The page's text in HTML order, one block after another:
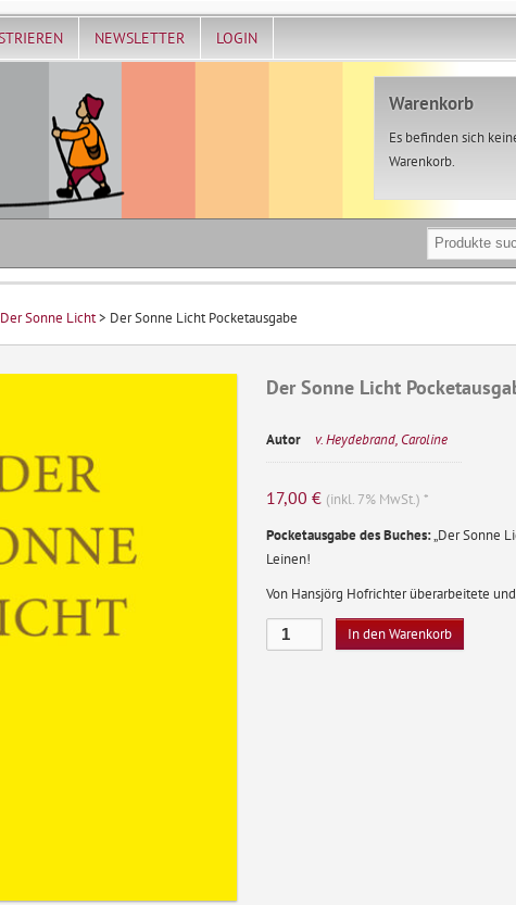
NEWSLETTER LOGIN
Warenkorb
Es befinden sich
Warenkorb.
Suchen
nach:
Der Sonne Licht> Der Sonne Licht Pocketausgabe
Der Sonne Licht
Autor v. Heydebrand, Caroline
17,00 € (inkl. 7% MwSt.) *
Pocketausgabe des Buches:„Der Sonne
Leinen!
Von Hansjörg Hofrichter überarbeitete
Der
Sonne
In den Warenkorb